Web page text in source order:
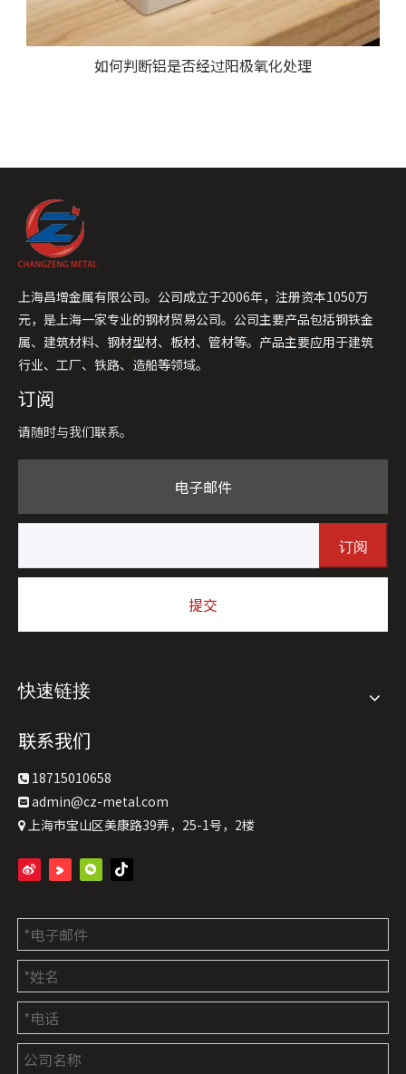
如何判断铝是否经过阳极氧化处理
上海昌增金属有限公司。公司成立于2006年，注册资本1050万
元，是上海一家专业的钢材贸易公司。公司主要产品包括钢铁金
属、建筑材料、钢材型材、板材、管材等。产品主要应用于建筑
行业、工厂、铁路、造船等领域。
订阅
请随时与我们联系。
电子邮件
订阅
提交
快速链接
联系我们
 18715010658
 admin@cz-metal.com
 上海市宝山区美康路39弄，25-1号，2楼